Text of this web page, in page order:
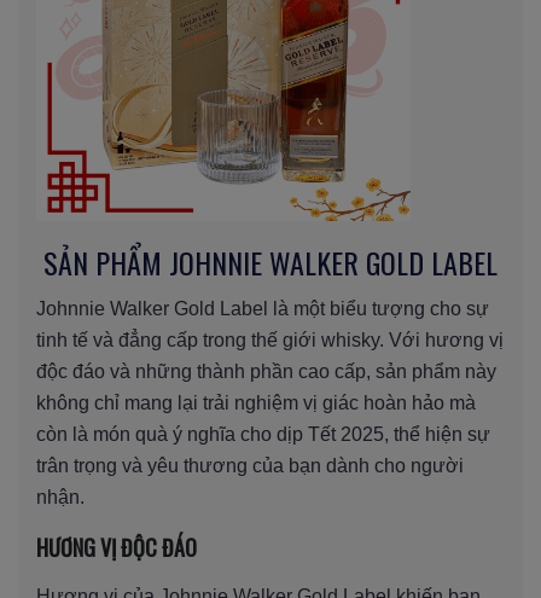
SẢN PHẨM JOHNNIE WALKER GOLD LABEL
Johnnie Walker Gold Label là một biểu tượng cho sự
tinh tế và đẳng cấp trong thế giới whisky. Với hương vị
độc đáo và những thành phần cao cấp, sản phẩm này
không chỉ mang lại trải nghiệm vị giác hoàn hảo mà
còn là món quà ý nghĩa cho dịp Tết 2025, thể hiện sự
trân trọng và yêu thương của bạn dành cho người
nhận.
HƯƠNG VỊ ĐỘC ĐÁO